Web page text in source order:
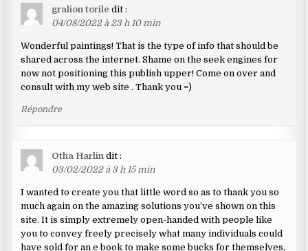
gralion torile dit :
04/08/2022 à 23 h 10 min
Wonderful paintings! That is the type of info that should be
shared across the internet. Shame on the seek engines for
now not positioning this publish upper! Come on over and
consult with my web site . Thank you =)
Répondre
Otha Harlin dit :
03/02/2022 à 3 h 15 min
I wanted to create you that little word so as to thank you so
much again on the amazing solutions you’ve shown on this
site. It is simply extremely open-handed with people like
you to convey freely precisely what many individuals could
have sold for an e book to make some bucks for themselves,